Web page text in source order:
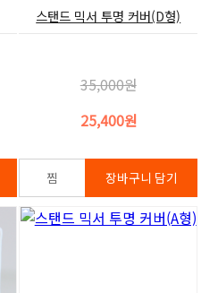
스탠드 믹서 투명 커버(D형)
35,000원
25,400원